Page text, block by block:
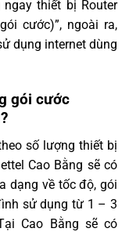
thiết bị Router
cước)”, ngoài ra,
dụng internet dùng
gói cước
số lượng thiết bị
Cao Bằng sẽ có
dạng về tốc độ, gói
sử dụng từ 1 – 3
Cao Bằng sẽ có